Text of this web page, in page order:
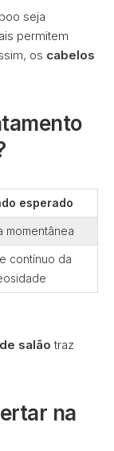
seja
permitem
os cabelos
esperado
momentânea
contínuo da
salão traz
na